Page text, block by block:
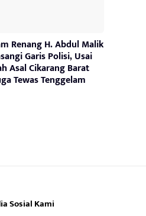
Renang H. Abdul Malik
Garis Polisi, Usai
Asal Cikarang Barat
Tewas Tenggelam
Sosial Kami